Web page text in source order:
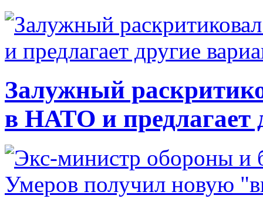
Залужный
в НАТО и предлагает